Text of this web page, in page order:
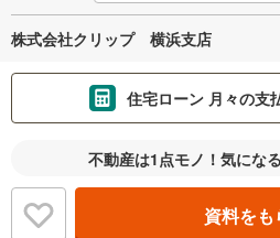
株式会社クリップ 横浜支店
住宅ローン 月々の支
金利
不動産は1点モノ！気にな
資料をも